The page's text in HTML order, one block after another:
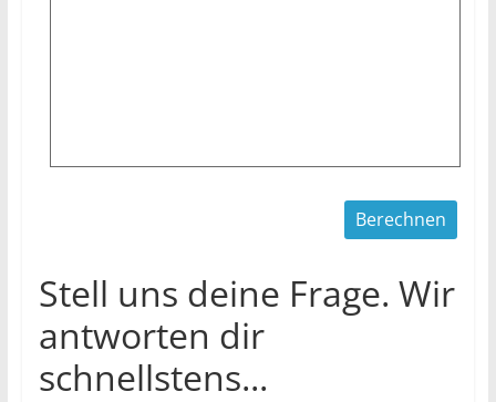
Stell uns deine Frage. Wir
antworten dir
schnellstens...